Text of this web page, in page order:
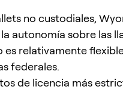
no custodiales,
autonomía sobre las
es relativamente
federales.
de licencia más